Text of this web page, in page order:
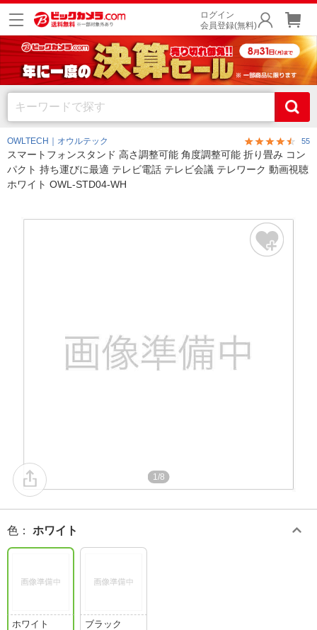
ログイン
会員登録(無料)
OWLTECH｜オウルテック 55
スマートフォンスタンド 高さ調整可能 角度調整可能 折り畳み コン
パクト 持ち運びに最適 テレビ電話 テレビ会議 テレワーク 動画視聴
ホワイト OWL-STD04-WH
1/8
色 ： ホワイト
ホワイト ブラック